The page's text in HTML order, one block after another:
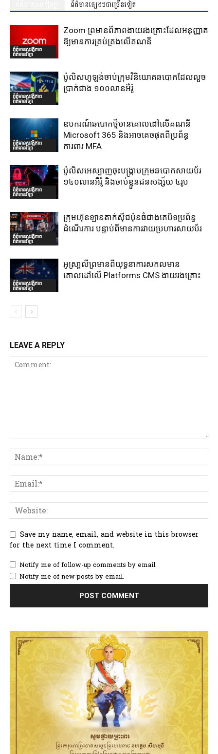
ព័ត៌មានផ្សេងៗជាច្រើនទៀត
ព័ត៌មានសុវត្ថិភាព
ព័ត៌មានវិទ្យា
Zoom ព្រមានពីភាពងាយរងគ្រោះដែលអនុញ្ញាត
ឱ្យមានការគ្រប់គ្រងលើគណនី
ព័ត៌មានសុវត្ថិភាព
ព័ត៌មានវិទ្យា
ប៉ូលិសហូឡង់ចាប់ក្រុមវិនិយោគឆបោកដែលលួច
ប្រាក់ជាង ១០០លានអឺរ៉ូ
ព័ត៌មានសុវត្ថិភាព
ព័ត៌មានវិទ្យា
ឧបករណ៍ឆបោកថ្មីមានគោលដៅលើគណនី
Microsoft 365 និងអាចគេចផុតពីប្រព័ន្ធ
ការពារ MFA
ព័ត៌មានសុវត្ថិភាព
ព័ត៌មានវិទ្យា
ប៉ូលិសអេស្បាញចុះបង្រ្កាបក្រុមឆបោកសាយប័រ
១៤០លានអឺរ៉ូ និងចាប់ខ្លួនជនសង្ស័យ ៤រូប
ព័ត៌មានសុវត្ថិភាព
ព័ត៌មានវិទ្យា
ក្រុមហ៊ុនឡានតាក់ស៊ីជប៉ុនធំជាងគេបិទប្រព័ន្ធ
ដំណើរការ បន្ទាប់ពីមានការវាយប្រហារសាយប័រ
ព័ត៌មានសុវត្ថិភាព
ព័ត៌មានវិទ្យា
អូស្រា្តលីព្រមានពីយុទ្ធនាការសកលមាន
គោលដៅលើ Platforms CMS ងាយរងគ្រោះ
LEAVE A REPLY
Save my name, email, and website in this browser
for the next time I comment.
Notify me of follow-up comments by email.
Notify me of new posts by email.